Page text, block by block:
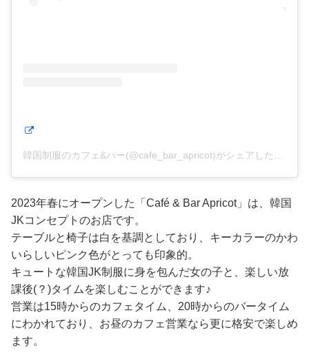
2023年春にオープンした「Café & Bar Apricot」は、韓国
JKコンセプトのお店です。
テーブルと椅子は白を基調としており、キーカラーのかわ
いらしいピンク色がとっても印象的。
キュートな韓国JK制服に身を包んだ女の子と、楽しい放
課後(？)タイムを楽しむことができます♪
営業は15時からのカフェタイム、20時からのバータイム
にわかれており、お昼のカフェ営業なら更に格安で楽しめ
ます。